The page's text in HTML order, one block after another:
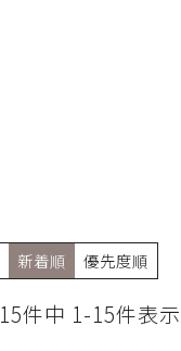
新着順 優先度順
15件中 1-15件表示